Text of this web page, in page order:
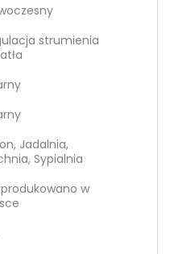
strumienia
Jadalnia,
Sypialnia
w